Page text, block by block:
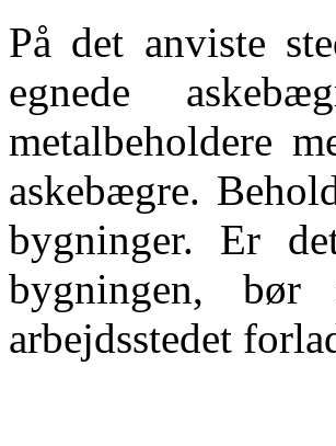
På det anviste
egnede
metalbeholdere
askebægre.
bygninger. Er
bygningen,
arbejdsstedet